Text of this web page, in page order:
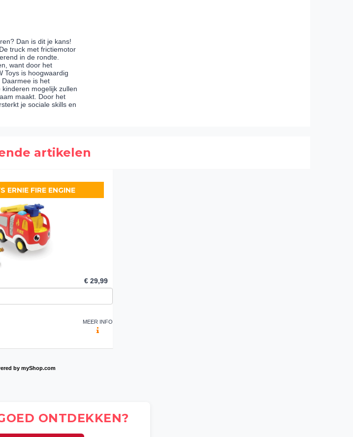
Dan is dit je kans!
truck met frictiemotor
in de rondte.
want door het
Toys is hoogwaardig
is het
mogelijk zullen
maakt. Door het
je sociale skills en
artikelen
ERNIE FIRE ENGINE
€ 29,99
MEER INFO
by myShop.com
ONTDEKKEN?